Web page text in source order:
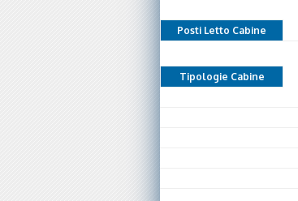
Posti Letto Cabine
Tipologie Cabine